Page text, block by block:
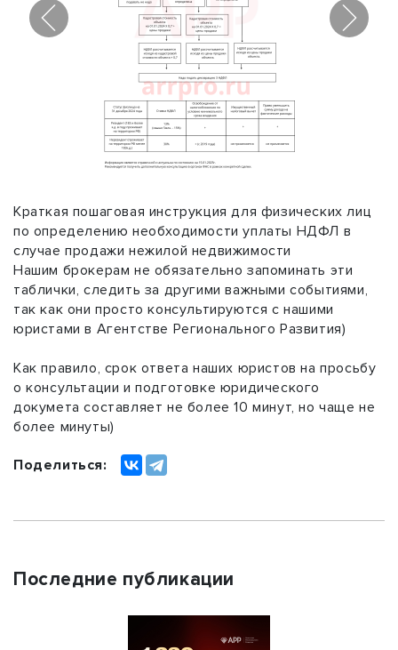
Краткая пошаговая инструкция для физических лиц
по определению необходимости уплаты НДФЛ в
случае продажи нежилой недвижимости
Нашим брокерам не обязательно запоминать эти
таблички, следить за другими важными событиями,
так как они просто консультируются с нашими
юристами в Агентстве Регионального Развития)
Как правило, срок ответа наших юристов на просьбу
о консультации и подготовке юридического
докумета составляет не более 10 минут, но чаще не
более минуты)
Поделиться:
Последние публикации